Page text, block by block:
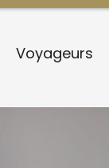
Voyageurs